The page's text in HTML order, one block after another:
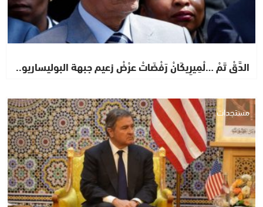
الدَّقْ تَمْ …لْمِيرِيكَانْ رَفْضَاتْ عرْضْ زعيم جبهة البوليساريو..
مستجدات